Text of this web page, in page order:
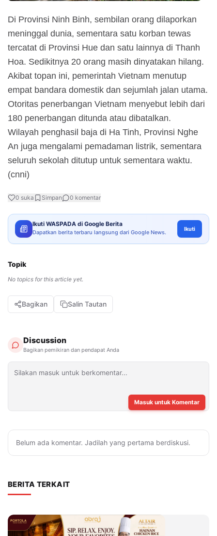
Di Provinsi Ninh Binh, sembilan orang dilaporkan
meninggal dunia, sementara satu korban tewas
tercatat di Provinsi Hue dan satu lainnya di Thanh
Hoa. Sedikitnya 20 orang masih dinyatakan hilang.
Akibat topan ini, pemerintah Vietnam menutup
empat bandara domestik dan sejumlah jalan utama.
Otoritas penerbangan Vietnam menyebut lebih dari
180 penerbangan ditunda atau dibatalkan.
Wilayah penghasil baja di Ha Tinh, Provinsi Nghe
An juga mengalami pemadaman listrik, sementara
seluruh sekolah ditutup untuk sementara waktu.
(cnni)
0 suka Simpan 0 komentar
Ikuti WASPADA di Google Berita
Dapatkan berita terbaru langsung dari Google News. Ikuti
Topik
No topics for this article yet.
Bagikan Salin Tautan
Discussion
Bagikan pemikiran dan pendapat Anda
Masuk untuk Komentar
Belum ada komentar. Jadilah yang pertama berdiskusi.
BERITA TERKAIT